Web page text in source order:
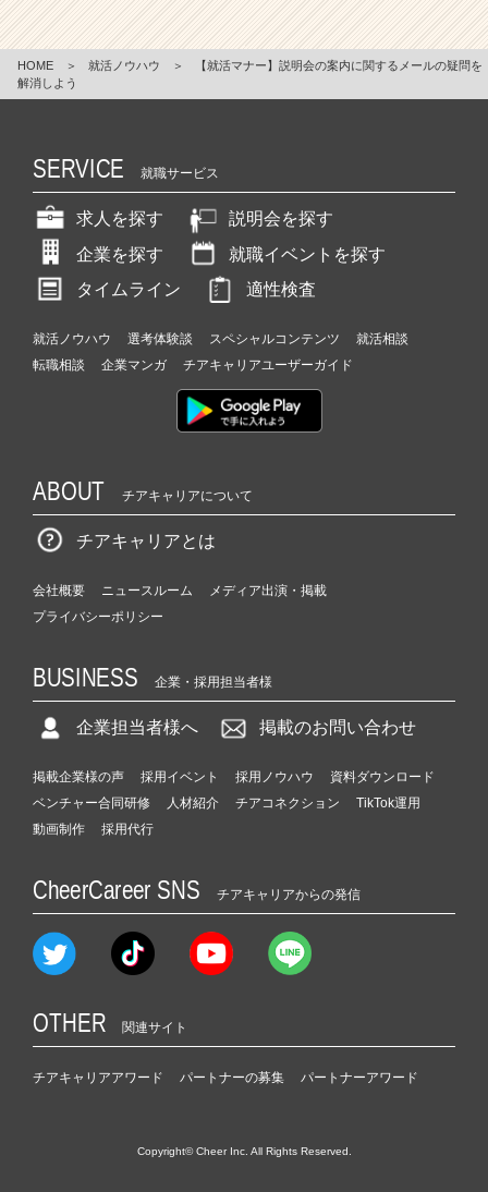
HOME ＞ 就活ノウハウ ＞
【就活マナー】説明会の案内に関するメールの疑問を
解消しよう
SERVICE 就職サービス
求人を探す
説明会を探す
企業を探す
就職イベントを探す
タイムライン
適性検査
就活ノウハウ 選考体験談 スペシャルコンテンツ
就活相談
転職相談
企業マンガ チアキャリアユーザーガイド
ABOUT チアキャリアについて
チアキャリアとは
会社概要 ニュースルーム
メディア出演・掲載
プライバシーポリシー
BUSINESS 企業・採用担当者様
企業担当者様へ 掲載のお問い合わせ
掲載企業様の声 採用イベント 採用ノウハウ
資料ダウンロード
ベンチャー合同研修
人材紹介 チアコネクション
TikTok運用
動画制作
採用代行
CheerCareer SNS チアキャリアからの発信
OTHER 関連サイト
チアキャリアアワード パートナーの募集 パートナーアワード
Copyright© Cheer Inc. All Rights Reserved.